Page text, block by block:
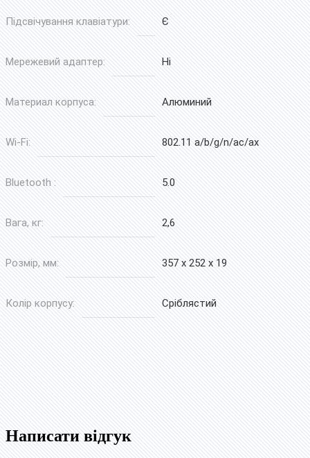
Підсвічування клавіатури: Є
Мережевий адаптер: Ні
Материал корпуса: Алюминий
Wi-Fi: 802.11 a/b/g/n/ac/ax
Bluetooth : 5.0
Вага, кг: 2,6
Розмір, мм: 357 x 252 x 19
Колір корпусу: Сріблястий
Написати відгук